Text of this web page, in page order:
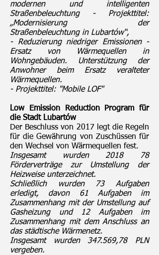
modernen und intelligenten
Straßenbeleuchtung - Projekttitel:
„Modernisierung der
Straßenbeleuchtung in Lubartów“,
- Reduzierung niedriger Emissionen -
Ersatz von Wärmequellen in
Wohngebäuden. Unterstützung der
Anwohner beim Ersatz veralteter
Wärmequellen.
- Projekttitel: "Mobile LOF"
Low Emission Reduction Program für
die Stadt Lubartów
Der Beschluss von 2017 legt die Regeln
für die Gewährung von Zuschüssen für
den Wechsel von Wärmequellen fest.
Insgesamt wurden 2018 78
Förderverträge zur Umstellung der
Heizweise unterzeichnet.
Schließlich wurden 73 Aufgaben
erledigt, davon 61 Aufgaben im
Zusammenhang mit der Umstellung auf
Gasheizung und 12 Aufgaben im
Zusammenhang mit dem Anschluss an
das städtische Wärmenetz.
Insgesamt wurden 347.569,78 PLN
vergeben.